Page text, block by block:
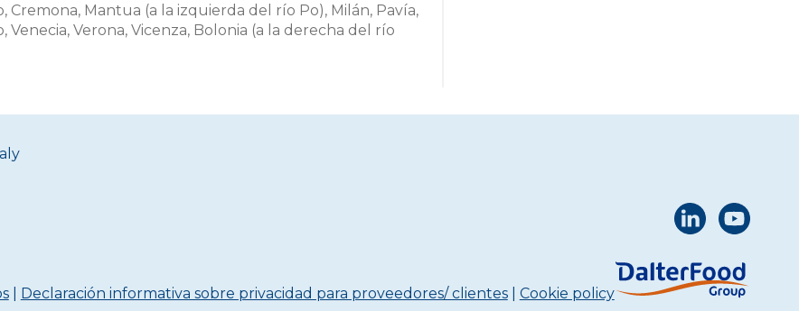
Cremona, Mantua (a la izquierda del río Po), Milán, Pavía,
Venecia, Verona, Vicenza, Bolonia (a la derecha del río
| Declaración informativa sobre privacidad para proveedores/ clientes| Cookie policy